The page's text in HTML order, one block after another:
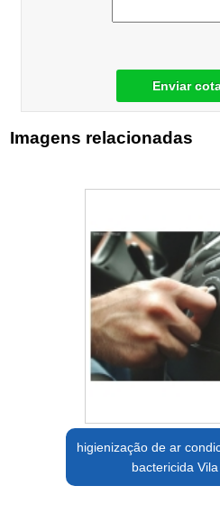
Enviar
Imagens relacionadas
higienização de ar
bactericida